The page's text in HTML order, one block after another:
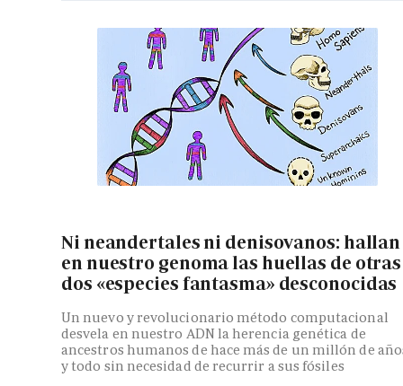
Ni neandertales ni denisovanos: hallan
en nuestro genoma las huellas de otras
dos «especies fantasma» desconocidas
Un nuevo y revolucionario método computacional
desvela en nuestro ADN la herencia genética de
ancestros humanos de hace más de un millón de
y todo sin necesidad de recurrir a sus fósiles